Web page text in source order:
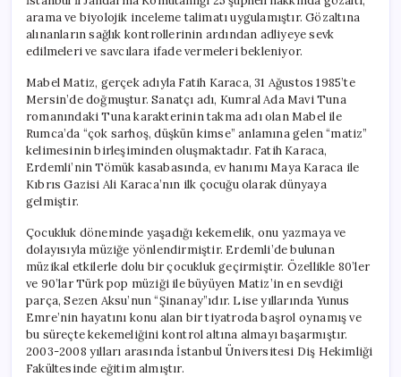
arama ve biyolojik inceleme talimatı uygulamıştır. Gözaltına
alınanların sağlık kontrollerinin ardından adliyeye sevk
edilmeleri ve savcılara ifade vermeleri bekleniyor.
Mabel Matiz, gerçek adıyla Fatih Karaca, 31 Ağustos 1985’te
Mersin’de doğmuştur. Sanatçı adı, Kumral Ada Mavi Tuna
romanındaki Tuna karakterinin takma adı olan Mabel ile
Rumca’da “çok sarhoş, düşkün kimse” anlamına gelen “matiz”
kelimesinin birleşiminden oluşmaktadır. Fatih Karaca,
Erdemli’nin Tömük kasabasında, ev hanımı Maya Karaca ile
Kıbrıs Gazisi Ali Karaca’nın ilk çocuğu olarak dünyaya
gelmiştir.
Çocukluk döneminde yaşadığı kekemelik, onu yazmaya ve
dolayısıyla müziğe yönlendirmiştir. Erdemli’de bulunan
müzikal etkilerle dolu bir çocukluk geçirmiştir. Özellikle 80’ler
ve 90’lar Türk pop müziği ile büyüyen Matiz’in en sevdiği
parça, Sezen Aksu’nun “Şinanay”ıdır. Lise yıllarında Yunus
Emre’nin hayatını konu alan bir tiyatroda başrol oynamış ve
bu süreçte kekemeliğini kontrol altına almayı başarmıştır.
2003-2008 yılları arasında İstanbul Üniversitesi Diş Hekimliği
Fakültesinde eğitim almıştır.